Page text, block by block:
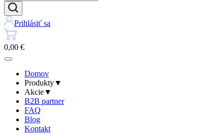
Prihlásiť sa
0,00 €
Domov
Produkty▼
Akcie▼
B2B partner
FAQ
Blog
Kontakt